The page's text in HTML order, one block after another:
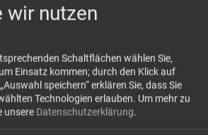
wir nutzen
Schaltflächen wählen Sie,
Einsatz kommen; durch den Klick auf
speichern“ erklären Sie, dass Sie
Technologien erlauben. Um mehr zu
unsere Datenschutzerklärung.